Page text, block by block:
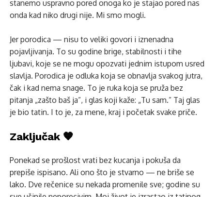
stanemo uspravno pored onoga ko je stajao pored nas
onda kad niko drugi nije. Mi smo mogli.
Jer porodica — nisu to veliki govori i iznenadna
pojavljivanja. To su godine brige, stabilnosti i tihe
ljubavi, koje se ne mogu opozvati jednim istupom usred
slavlja. Porodica je odluka koja se obnavlja svakog jutra,
čak i kad nema snage. To je ruka koja se pruža bez
pitanja „zašto baš ja”, i glas koji kaže: „Tu sam.” Taj glas
je bio tatin. I to je, za mene, kraj i početak svake priče.
Zaključak 🧡
Ponekad se prošlost vrati bez kucanja i pokuša da
prepiše ispisano. Ali ono što je stvarno — ne briše se
lako. Dve rečenice su nekada promenile sve; godine su